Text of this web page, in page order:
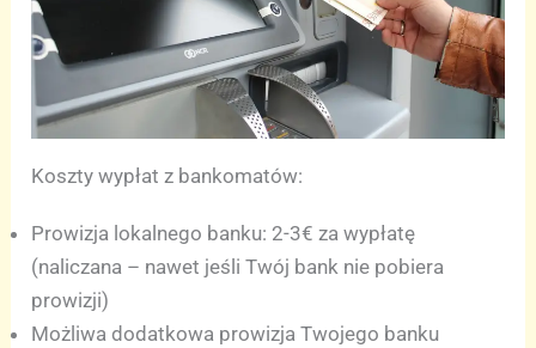
Koszty wypłat z bankomatów:
Prowizja lokalnego banku: 2-3€ za wypłatę
(naliczana – nawet jeśli Twój bank nie pobiera
prowizji)
Możliwa dodatkowa prowizja Twojego banku